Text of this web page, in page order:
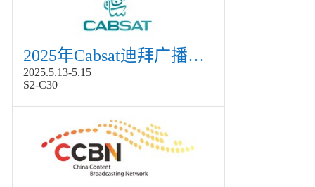
2025年Cabsat迪拜广播电视展
2025.5.13-5.15
S2-C30